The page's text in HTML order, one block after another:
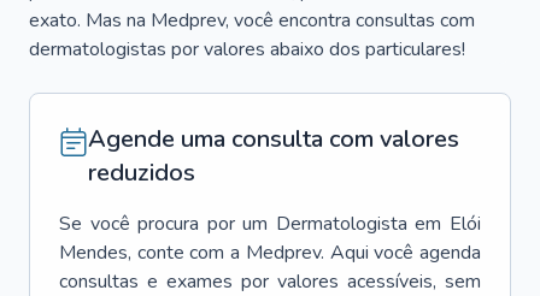
exato. Mas na Medprev, você encontra consultas com
dermatologistas por valores abaixo dos particulares!
Agende uma consulta com valores
reduzidos
Se você procura por um Dermatologista em Elói
Mendes, conte com a Medprev. Aqui você agenda
consultas e exames por valores acessíveis, sem